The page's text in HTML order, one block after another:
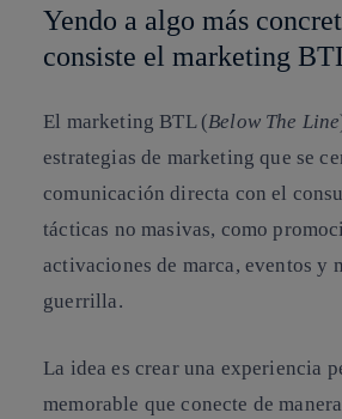
Yendo a algo más
consiste el marketing
El marketing BTL (Below The Line
estrategias de marketing que se
comunicación directa con el
tácticas no masivas, como
activaciones de marca, eventos y
guerrilla.
La idea es crear una experiencia
memorable que conecte de